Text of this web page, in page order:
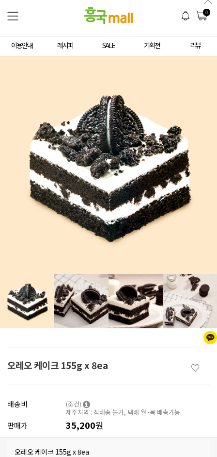
0
이용안내 레시피 SALE 기획전 리뷰
오레오 케이크 155g x 8ea ♡
배송비
(조건)
제주지역 : 직배송 불가, 택배 월~목 배송가능
판매가 35,200원
오레오 케이크 155g x 8ea